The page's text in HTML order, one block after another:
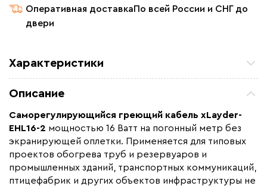
Оперативная доставкаПо всей России и СНГ до
двери
Характеристики
Толщина (мм)
Страна производства Южная Корея
Гарантия (год)
Срок службы(год)
Описание
Саморегулирующийся греющий кабель xLayder-
EHL16-2 мощностью 16 Ватт на погонный метр без
экранирующей оплетки. Применяется для типовых
проектов обогрева труб и резервуаров и
промышленных зданий, транспортных коммуникаций,
птицефабрик и других объектов инфраструктуры не